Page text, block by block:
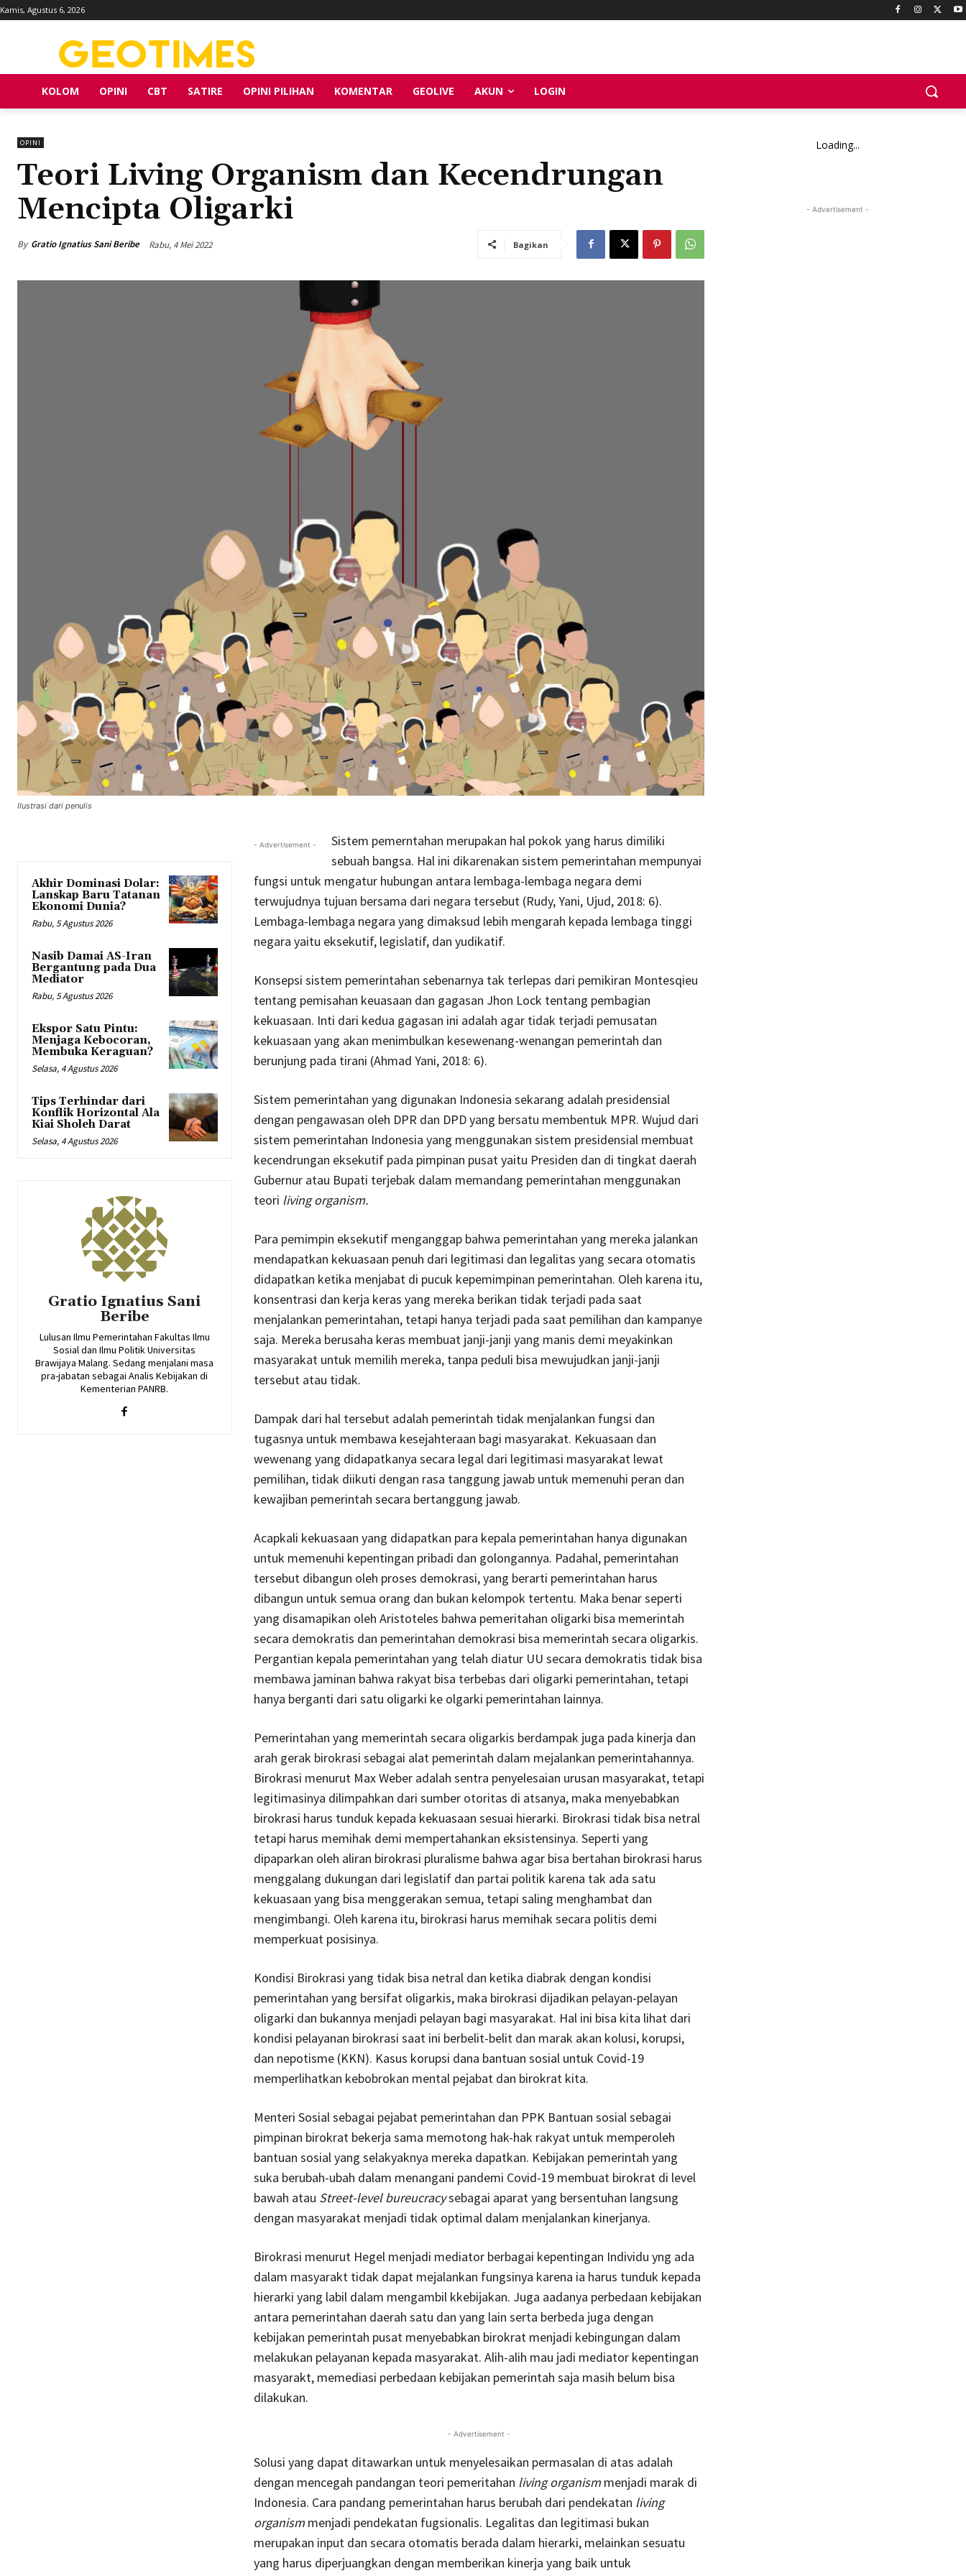
Kamis, Agustus 6, 2026
KOLOM OPINI CBT SATIRE OPINI PILIHAN KOMENTAR GEOLIVE AKUN LOGIN
OPINI
Teori Living Organism dan Kecendrungan
Mencipta Oligarki
By Gratio Ignatius Sani Beribe Rabu, 4 Mei 2022 Bagikan
Ilustrasi dari penulis
Akhir Dominasi Dolar:
Lanskap Baru Tatanan
Ekonomi Dunia?
Rabu, 5 Agustus 2026
Nasib Damai AS-Iran
Bergantung pada Dua
Mediator
Rabu, 5 Agustus 2026
Ekspor Satu Pintu:
Menjaga Kebocoran,
Membuka Keraguan?
Selasa, 4 Agustus 2026
Tips Terhindar dari
Konflik Horizontal Ala
Kiai Sholeh Darat
Selasa, 4 Agustus 2026
Gratio Ignatius Sani
Beribe
Lulusan Ilmu Pemerintahan Fakultas Ilmu
Sosial dan Ilmu Politik Universitas
Brawijaya Malang. Sedang menjalani masa
pra-jabatan sebagai Analis Kebijakan di
Kementerian PANRB.
- Advertisement -
Sistem pemerntahan merupakan hal pokok yang harus dimiliki
sebuah bangsa. Hal ini dikarenakan sistem pemerintahan mempunyai
fungsi untuk mengatur hubungan antara lembaga-lembaga negara demi
terwujudnya tujuan bersama dari negara tersebut (Rudy, Yani, Ujud, 2018: 6).
Lembaga-lembaga negara yang dimaksud lebih mengarah kepada lembaga tinggi
negara yaitu eksekutif, legislatif, dan yudikatif.
Konsepsi sistem pemerintahan sebenarnya tak terlepas dari pemikiran Montesqieu
tentang pemisahan keuasaan dan gagasan Jhon Lock tentang pembagian
kekuasaan. Inti dari kedua gagasan ini adalah agar tidak terjadi pemusatan
kekuasaan yang akan menimbulkan kesewenang-wenangan pemerintah dan
berunjung pada tirani (Ahmad Yani, 2018: 6).
Sistem pemerintahan yang digunakan Indonesia sekarang adalah presidensial
dengan pengawasan oleh DPR dan DPD yang bersatu membentuk MPR. Wujud dari
sistem pemerintahan Indonesia yang menggunakan sistem presidensial membuat
kecendrungan eksekutif pada pimpinan pusat yaitu Presiden dan di tingkat daerah
Gubernur atau Bupati terjebak dalam memandang pemerintahan menggunakan
teori living organism.
Para pemimpin eksekutif menganggap bahwa pemerintahan yang mereka jalankan
mendapatkan kekuasaan penuh dari legitimasi dan legalitas yang secara otomatis
didapatkan ketika menjabat di pucuk kepemimpinan pemerintahan. Oleh karena itu,
konsentrasi dan kerja keras yang mereka berikan tidak terjadi pada saat
menjalankan pemerintahan, tetapi hanya terjadi pada saat pemilihan dan kampanye
saja. Mereka berusaha keras membuat janji-janji yang manis demi meyakinkan
masyarakat untuk memilih mereka, tanpa peduli bisa mewujudkan janji-janji
tersebut atau tidak.
Dampak dari hal tersebut adalah pemerintah tidak menjalankan fungsi dan
tugasnya untuk membawa kesejahteraan bagi masyarakat. Kekuasaan dan
wewenang yang didapatkanya secara legal dari legitimasi masyarakat lewat
pemilihan, tidak diikuti dengan rasa tanggung jawab untuk memenuhi peran dan
kewajiban pemerintah secara bertanggung jawab.
Acapkali kekuasaan yang didapatkan para kepala pemerintahan hanya digunakan
untuk memenuhi kepentingan pribadi dan golongannya. Padahal, pemerintahan
tersebut dibangun oleh proses demokrasi, yang berarti pemerintahan harus
dibangun untuk semua orang dan bukan kelompok tertentu. Maka benar seperti
yang disamapikan oleh Aristoteles bahwa pemeritahan oligarki bisa memerintah
secara demokratis dan pemerintahan demokrasi bisa memerintah secara oligarkis.
Pergantian kepala pemerintahan yang telah diatur UU secara demokratis tidak bisa
membawa jaminan bahwa rakyat bisa terbebas dari oligarki pemerintahan, tetapi
hanya berganti dari satu oligarki ke olgarki pemerintahan lainnya.
Pemerintahan yang memerintah secara oligarkis berdampak juga pada kinerja dan
arah gerak birokrasi sebagai alat pemerintah dalam mejalankan pemerintahannya.
Birokrasi menurut Max Weber adalah sentra penyelesaian urusan masyarakat, tetapi
legitimasinya dilimpahkan dari sumber otoritas di atsanya, maka menyebabkan
birokrasi harus tunduk kepada kekuasaan sesuai hierarki. Birokrasi tidak bisa netral
tetapi harus memihak demi mempertahankan eksistensinya. Seperti yang
dipaparkan oleh aliran birokrasi pluralisme bahwa agar bisa bertahan birokrasi harus
menggalang dukungan dari legislatif dan partai politik karena tak ada satu
kekuasaan yang bisa menggerakan semua, tetapi saling menghambat dan
mengimbangi. Oleh karena itu, birokrasi harus memihak secara politis demi
memperkuat posisinya.
Kondisi Birokrasi yang tidak bisa netral dan ketika diabrak dengan kondisi
pemerintahan yang bersifat oligarkis, maka birokrasi dijadikan pelayan-pelayan
oligarki dan bukannya menjadi pelayan bagi masyarakat. Hal ini bisa kita lihat dari
kondisi pelayanan birokrasi saat ini berbelit-belit dan marak akan kolusi, korupsi,
dan nepotisme (KKN). Kasus korupsi dana bantuan sosial untuk Covid-19
memperlihatkan kebobrokan mental pejabat dan birokrat kita.
Menteri Sosial sebagai pejabat pemerintahan dan PPK Bantuan sosial sebagai
pimpinan birokrat bekerja sama memotong hak-hak rakyat untuk memperoleh
bantuan sosial yang selakyaknya mereka dapatkan. Kebijakan pemerintah yang
suka berubah-ubah dalam menangani pandemi Covid-19 membuat birokrat di level
bawah atau Street-level bureucracysebagai aparat yang bersentuhan langsung
dengan masyarakat menjadi tidak optimal dalam menjalankan kinerjanya.
Birokrasi menurut Hegel menjadi mediator berbagai kepentingan Individu yng ada
dalam masyarakt tidak dapat mejalankan fungsinya karena ia harus tunduk kepada
hierarki yang labil dalam mengambil kkebijakan. Juga aadanya perbedaan kebijakan
antara pemerintahan daerah satu dan yang lain serta berbeda juga dengan
kebijakan pemerintah pusat menyebabkan birokrat menjadi kebingungan dalam
melakukan pelayanan kepada masyarakat. Alih-alih mau jadi mediator kepentingan
masyarakt, memediasi perbedaan kebijakan pemerintah saja masih belum bisa
dilakukan.
- Advertisement -
Solusi yang dapat ditawarkan untuk menyelesaikan permasalan di atas adalah
dengan mencegah pandangan teori pemeritahan living organism menjadi marak di
Indonesia. Cara pandang pemerintahan harus berubah dari pendekatan living
organism menjadi pendekatan fugsionalis. Legalitas dan legitimasi bukan
merupakan input dan secara otomatis berada dalam hierarki, melainkan sesuatu
yang harus diperjuangkan dengan memberikan kinerja yang baik untuk
Loading...
- Advertisement -